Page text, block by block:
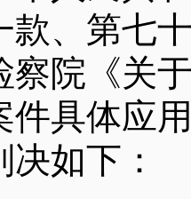
款、第七
察院《关
件具体应
如下：